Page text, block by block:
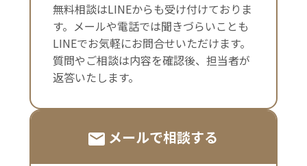
無料相談はLINEからも受け付けておりま
す。メールや電話では聞きづらいことも
LINEでお気軽にお問合せいただけます。
質問やご相談は内容を確認後、担当者が
返答いたします。
メールで相談する